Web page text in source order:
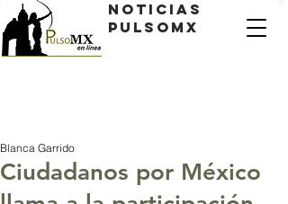
Noticias
PulsoMX
Ciudadanos por México
Blanca Garrido